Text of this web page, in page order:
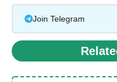
Join Telegram